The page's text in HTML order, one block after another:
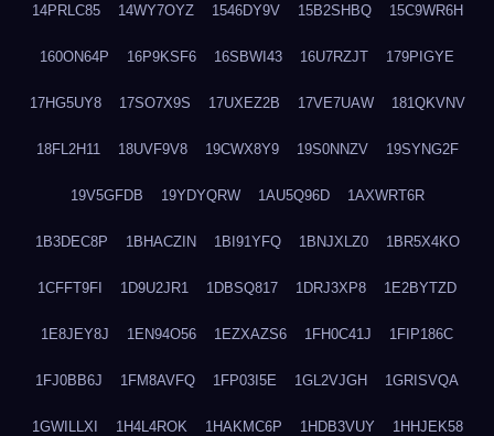
14PRLC85 14WY7OYZ 1546DY9V 15B2SHBQ 15C9WR6H
160ON64P 16P9KSF6 16SBWI43 16U7RZJT 179PIGYE
17HG5UY8 17SO7X9S 17UXEZ2B 17VE7UAW 181QKVNV
18FL2H11 18UVF9V8 19CWX8Y9 19S0NNZV 19SYNG2F
19V5GFDB 19YDYQRW 1AU5Q96D 1AXWRT6R
1B3DEC8P 1BHACZIN 1BI91YFQ 1BNJXLZ0 1BR5X4KO
1CFFT9FI 1D9U2JR1 1DBSQ817 1DRJ3XP8 1E2BYTZD
1E8JEY8J 1EN94O56 1EZXAZS6 1FH0C41J 1FIP186C
1FJ0BB6J 1FM8AVFQ 1FP03I5E 1GL2VJGH 1GRISVQA
1GWILLXI 1H4L4ROK 1HAKMC6P 1HDB3VUY 1HHJEK58